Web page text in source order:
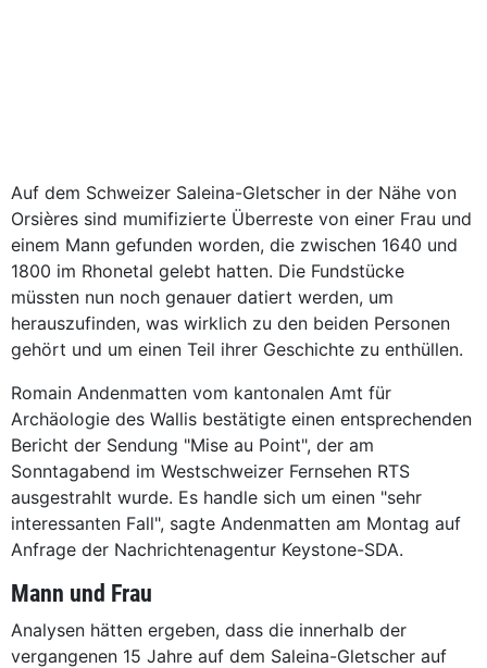
Auf dem Schweizer Saleina-Gletscher in der Nähe von
Orsières sind mumifizierte Überreste von einer Frau und
einem Mann gefunden worden, die zwischen 1640 und
1800 im Rhonetal gelebt hatten. Die Fundstücke
müssten nun noch genauer datiert werden, um
herauszufinden, was wirklich zu den beiden Personen
gehört und um einen Teil ihrer Geschichte zu enthüllen.
Romain Andenmatten vom kantonalen Amt für
Archäologie des Wallis bestätigte einen entsprechenden
Bericht der Sendung "Mise au Point", der am
Sonntagabend im Westschweizer Fernsehen RTS
ausgestrahlt wurde. Es handle sich um einen "sehr
interessanten Fall", sagte Andenmatten am Montag auf
Anfrage der Nachrichtenagentur Keystone-SDA.
Mann und Frau
Analysen hätten ergeben, dass die innerhalb der
vergangenen 15 Jahre auf dem Saleina-Gletscher auf